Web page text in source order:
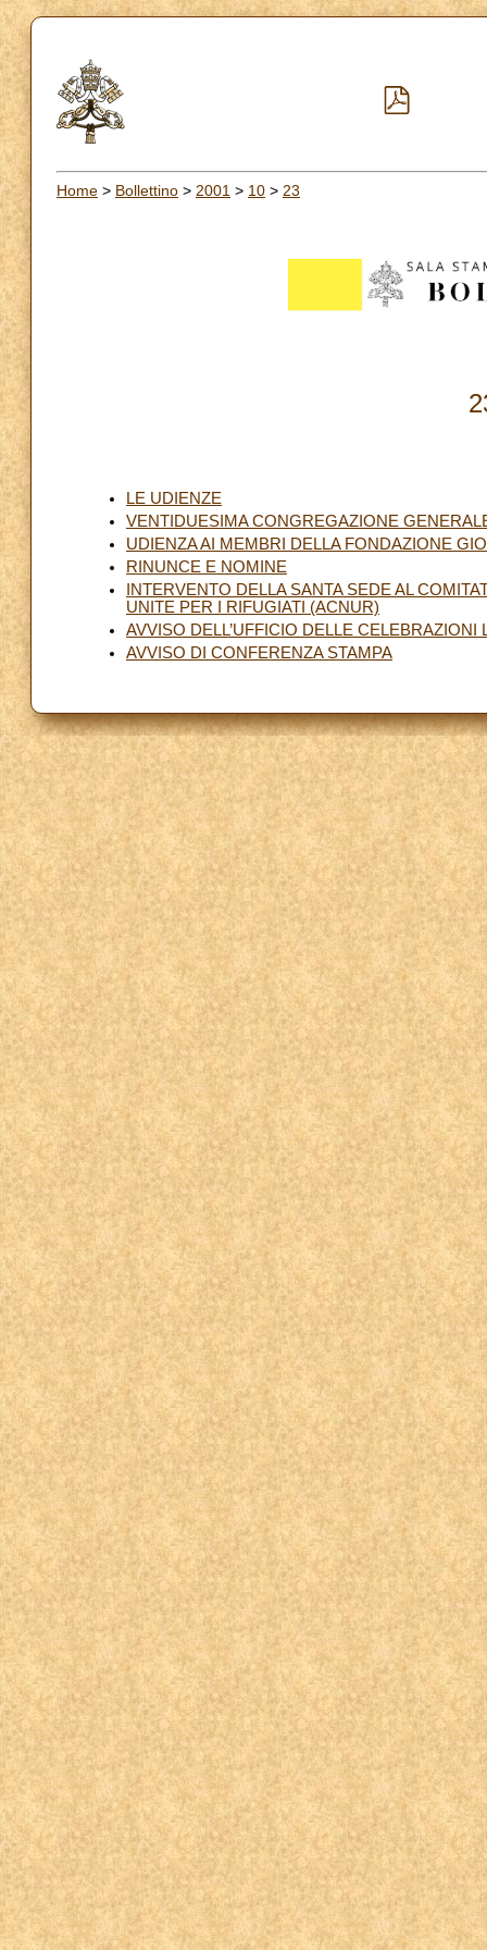
Home > Bollettino > 2001 > 10 > 23
LE UDIENZE
VENTIDUESIMA CONGREGAZIONE
UDIENZA AI MEMBRI DELLA FONDAZIONE
RINUNCE E NOMINE
INTERVENTO DELLA SANTA SEDE AL
UNITE PER I RIFUGIATI (ACNUR)
AVVISO DELL’UFFICIO DELLE CELEBRAZIONI
AVVISO DI CONFERENZA STAMPA